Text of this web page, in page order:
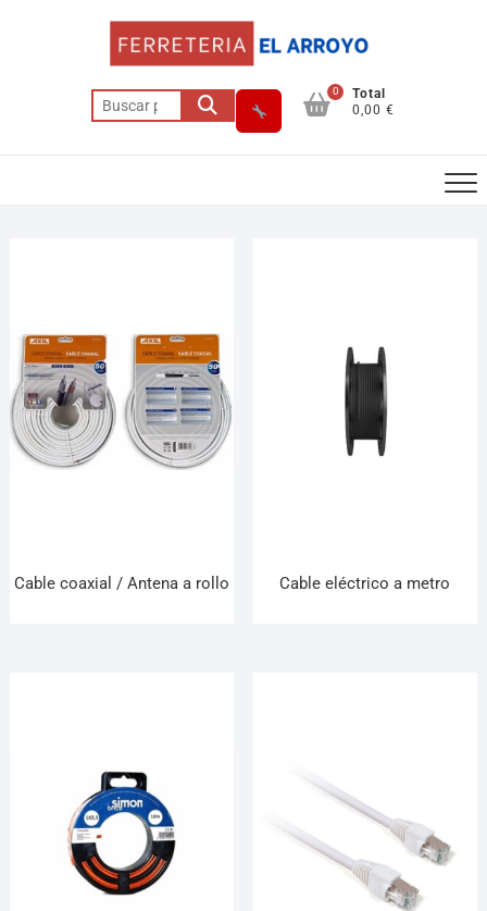
0
Total
0,00 €
Cable coaxial / Antena a rollo Cable eléctrico a metro
Llamar (cerrado) Cómo llegar